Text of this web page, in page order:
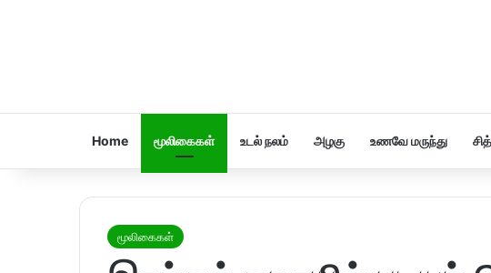
Home மூலிகைகள் உடல் நலம் அழகு உணவே மருந்து
மூலிகைகள்